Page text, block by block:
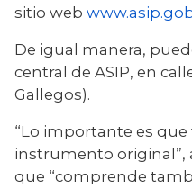
sitio web
De igual manera,
central de ASIP, en
Gallegos).
“Lo importante es
instrumento original”,
que “comprende